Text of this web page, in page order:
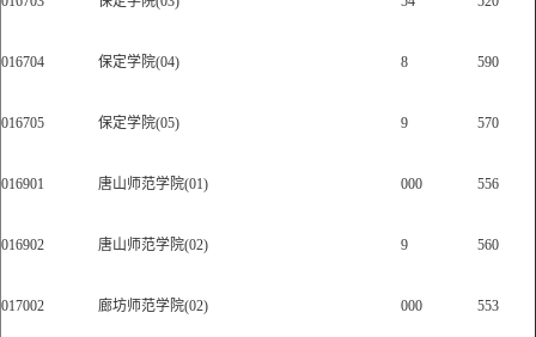
016704 保定学院(04) 8 590
016705 保定学院(05) 9 570
016901 唐山师范学院(01) 000 556
016902 唐山师范学院(02) 9 560
017002 廊坊师范学院(02) 000 553